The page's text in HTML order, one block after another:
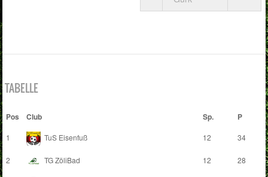
TABELLE
Pos Club Sp. P
1 TuS Eisenfuß 12 34
2 TG ZöliBad 12 28